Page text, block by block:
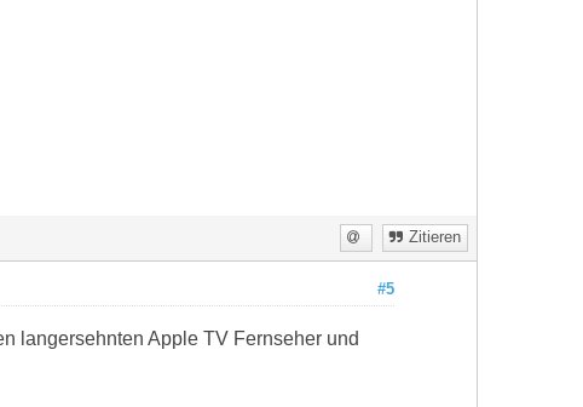
Zitieren
#5
langersehnten Apple TV Fernseher und